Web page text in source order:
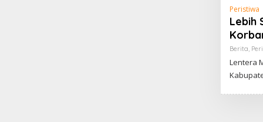
Peristiwa
Lebih
Berita,
Lentera